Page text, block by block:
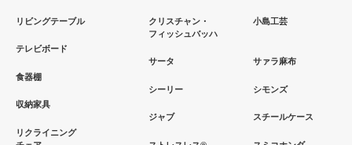
リビングテーブル
テレビボード
食器棚
収納家具
リクライニング
クリスチャン・
フィッシュバッハ
小島工芸
サータ サァラ麻布
シーリー シモンズ
ジャブ スチールケース